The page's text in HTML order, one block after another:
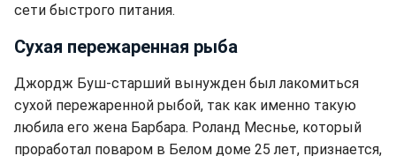
сети быстрого питания.
Сухая пережаренная рыба
Джордж Буш-старший вынужден был лакомиться
сухой пережаренной рыбой, так как именно такую
любила его жена Барбара. Роланд Меснье, который
проработал поваром в Белом доме 25 лет, признается,